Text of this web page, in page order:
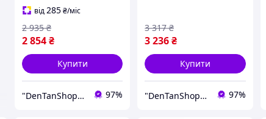
від285₴/міс
2 854₴
2 935 ₴
Купити
"DenTanShop" Інтернет магазин 97%
3 236₴
3 317 ₴
Купити
"DenTanShop" Інтернет магазин 97%